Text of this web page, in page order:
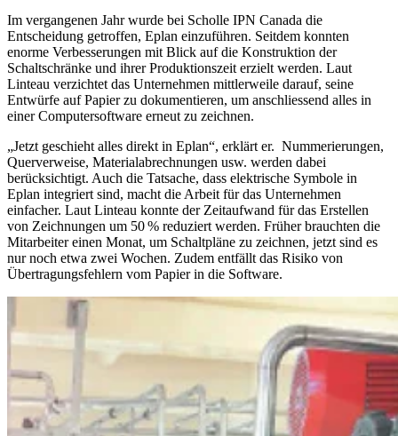
Im vergangenen Jahr wurde bei Scholle IPN Canada die
Entscheidung getroffen, Eplan einzuführen. Seitdem konnten
enorme Verbesserungen mit Blick auf die Konstruktion der
Schaltschränke und ihrer Produktionszeit erzielt werden. Laut
Linteau verzichtet das Unternehmen mittlerweile darauf, seine
Entwürfe auf Papier zu dokumentieren, um anschliessend alles in
einer Computersoftware erneut zu zeichnen.
„Jetzt geschieht alles direkt in Eplan“, erklärt er. Nummerierungen,
Querverweise, Materialabrechnungen usw. werden dabei
berücksichtigt. Auch die Tatsache, dass elektrische Symbole in
Eplan integriert sind, macht die Arbeit für das Unternehmen
einfacher. Laut Linteau konnte der Zeitaufwand für das Erstellen
von Zeichnungen um 50 % reduziert werden. Früher brauchten die
Mitarbeiter einen Monat, um Schaltpläne zu zeichnen, jetzt sind es
nur noch etwa zwei Wochen. Zudem entfällt das Risiko von
Übertragungsfehlern vom Papier in die Software.